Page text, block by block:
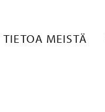
TIETOA MEISTÄ